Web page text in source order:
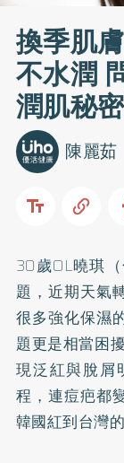
換季肌
不水潤
潤肌秘
陳麗茹
30歲OL曉琪
題，近期天氣
很多強化保濕
題更是相當困
現泛紅與脫屑
程，連痘疤都
韓國紅到台灣